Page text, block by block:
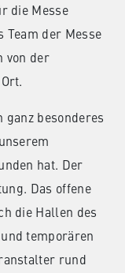
die Messe
der Messe
von der
ganz besonderes
hat. Der
Das offene
die Hallen des
temporären
rund